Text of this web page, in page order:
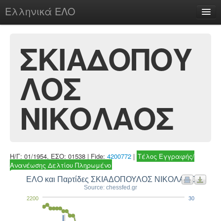
Ελληνικά ΕΛΟ
chesstu.be @ discord
Login
ΣΚΙΑΔΟΠΟΥ
ΛΟΣ
ΝΙΚΟΛΑΟΣ
Η/Γ: 01/1954, ΕΣΟ: 01538 | Fide: 4200772 | Τέλος Εγγραφής/
Ανανέωσης Δελτίου Πληρωμένο
ΕΛΟ και Παρτίδες ΣΚΙΑΔΟΠΟΥΛΟΣ ΝΙΚΟΛΑΟΣ
Source: chessfed.gr
2200 30